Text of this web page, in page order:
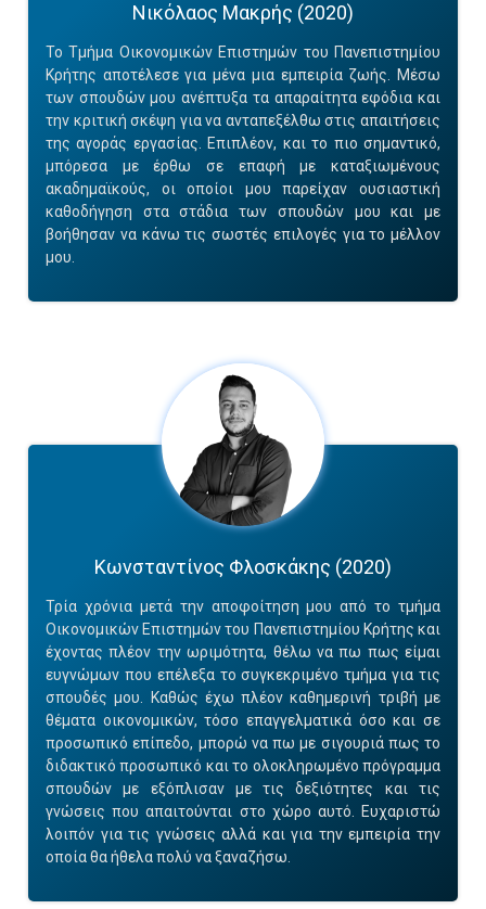
Νικόλαος Μακρής (2020)
Το Τμήμα Οικονομικών Επιστημών του Πανεπιστημίου
Κρήτης αποτέλεσε για μένα μια εμπειρία ζωής. Μέσω
των σπουδών μου ανέπτυξα τα απαραίτητα εφόδια και
την κριτική σκέψη για να ανταπεξέλθω στις απαιτήσεις
της αγοράς εργασίας. Επιπλέον, και το πιο σημαντικό,
μπόρεσα με έρθω σε επαφή με καταξιωμένους
ακαδημαϊκούς, οι οποίοι μου παρείχαν ουσιαστική
καθοδήγηση στα στάδια των σπουδών μου και με
βοήθησαν να κάνω τις σωστές επιλογές για το μέλλον
μου.
Κωνσταντίνος Φλοσκάκης (2020)
Τρία χρόνια μετά την αποφοίτηση μου από το τμήμα
Οικονομικών Επιστημών του Πανεπιστημίου Κρήτης και
έχοντας πλέον την ωριμότητα, θέλω να πω πως είμαι
ευγνώμων που επέλεξα το συγκεκριμένο τμήμα για τις
σπουδές μου. Καθώς έχω πλέον καθημερινή τριβή με
θέματα οικονομικών, τόσο επαγγελματικά όσο και σε
προσωπικό επίπεδο, μπορώ να πω με σιγουριά πως το
διδακτικό προσωπικό και το ολοκληρωμένο πρόγραμμα
σπουδών με εξόπλισαν με τις δεξιότητες και τις
γνώσεις που απαιτούνται στο χώρο αυτό. Ευχαριστώ
λοιπόν για τις γνώσεις αλλά και για την εμπειρία την
οποία θα ήθελα πολύ να ξαναζήσω.